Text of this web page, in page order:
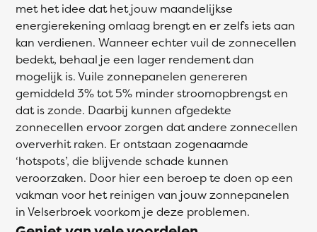
met het idee dat het jouw maandelijkse
energierekening omlaag brengt en er zelfs iets aan
kan verdienen. Wanneer echter vuil de zonnecellen
bedekt, behaal je een lager rendement dan
mogelijk is. Vuile zonnepanelen genereren
gemiddeld 3% tot 5% minder stroomopbrengst en
dat is zonde. Daarbij kunnen afgedekte
zonnecellen ervoor zorgen dat andere zonnecellen
oververhit raken. Er ontstaan zogenaamde
‘hotspots’, die blijvende schade kunnen
veroorzaken. Door hier een beroep te doen op een
vakman voor het reinigen van jouw zonnepanelen
in Velserbroek voorkom je deze problemen.